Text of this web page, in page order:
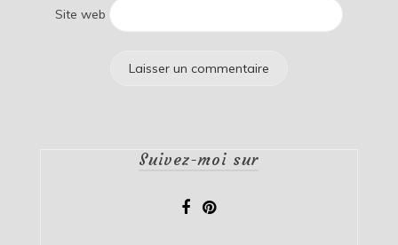
Site web
Suivez-moi sur